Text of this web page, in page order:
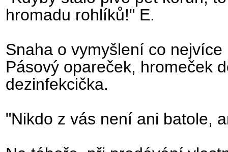
hromadu rohlíků!" E.
Snaha o vymyšlení co
Pásový opareček, hromeček
dezinfekcička.
"Nikdo z vás není ani batole,